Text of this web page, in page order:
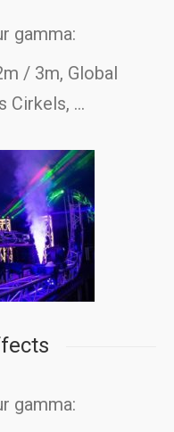
gamma:
/ 3m, Global
Cirkels, …
gamma: